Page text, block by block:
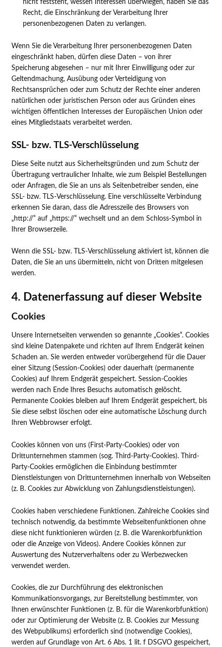
nicht feststeht, wessen Interessen überwiegen, haben Sie das
Recht, die Einschränkung der Verarbeitung Ihrer
personenbezogenen Daten zu verlangen.
Wenn Sie die Verarbeitung Ihrer personenbezogenen Daten
eingeschränkt haben, dürfen diese Daten – von ihrer
Speicherung abgesehen – nur mit Ihrer Einwilligung oder zur
Geltendmachung, Ausübung oder Verteidigung von
Rechtsansprüchen oder zum Schutz der Rechte einer anderen
natürlichen oder juristischen Person oder aus Gründen eines
wichtigen öffentlichen Interesses der Europäischen Union oder
eines Mitgliedstaats verarbeitet werden.
SSL- bzw. TLS-Verschlüsselung
Diese Seite nutzt aus Sicherheitsgründen und zum Schutz der
Übertragung vertraulicher Inhalte, wie zum Beispiel Bestellungen
oder Anfragen, die Sie an uns als Seitenbetreiber senden, eine
SSL- bzw. TLS-Verschlüsselung. Eine verschlüsselte Verbindung
erkennen Sie daran, dass die Adresszeile des Browsers von
„http://“ auf „https://“ wechselt und an dem Schloss-Symbol in
Ihrer Browserzeile.
Wenn die SSL- bzw. TLS-Verschlüsselung aktiviert ist, können die
Daten, die Sie an uns übermitteln, nicht von Dritten mitgelesen
werden.
4. Datenerfassung auf dieser Website
Cookies
Unsere Internetseiten verwenden so genannte „Cookies“. Cookies
sind kleine Datenpakete und richten auf Ihrem Endgerät keinen
Schaden an. Sie werden entweder vorübergehend für die Dauer
einer Sitzung (Session-Cookies) oder dauerhaft (permanente
Cookies) auf Ihrem Endgerät gespeichert. Session-Cookies
werden nach Ende Ihres Besuchs automatisch gelöscht.
Permanente Cookies bleiben auf Ihrem Endgerät gespeichert, bis
Sie diese selbst löschen oder eine automatische Löschung durch
Ihren Webbrowser erfolgt.
Cookies können von uns (First-Party-Cookies) oder von
Drittunternehmen stammen (sog. Third-Party-Cookies). Third-
Party-Cookies ermöglichen die Einbindung bestimmter
Dienstleistungen von Drittunternehmen innerhalb von Webseiten
(z. B. Cookies zur Abwicklung von Zahlungsdienstleistungen).
Cookies haben verschiedene Funktionen. Zahlreiche Cookies sind
technisch notwendig, da bestimmte Webseitenfunktionen ohne
diese nicht funktionieren würden (z. B. die Warenkorbfunktion
oder die Anzeige von Videos). Andere Cookies können zur
Auswertung des Nutzerverhaltens oder zu Werbezwecken
verwendet werden.
Cookies, die zur Durchführung des elektronischen
Kommunikationsvorgangs, zur Bereitstellung bestimmter, von
Ihnen erwünschter Funktionen (z. B. für die Warenkorbfunktion)
oder zur Optimierung der Website (z. B. Cookies zur Messung
des Webpublikums) erforderlich sind (notwendige Cookies),
werden auf Grundlage von Art. 6 Abs. 1 lit. f DSGVO gespeichert,